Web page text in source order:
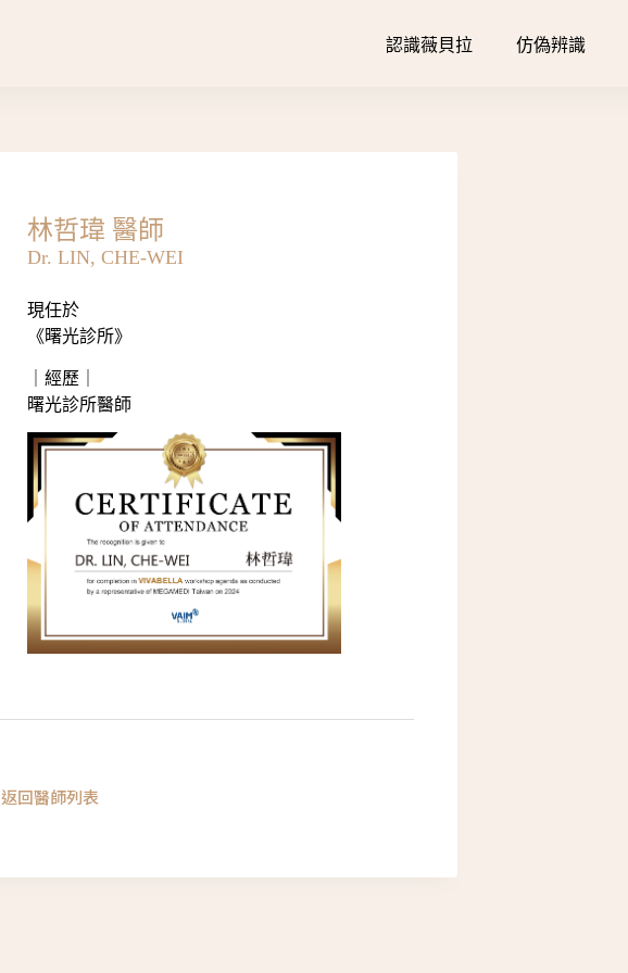
認識薇貝拉 仿偽辨識
林哲瑋 醫師
Dr. LIN, CHE-WEI
現任於
《曙光診所》
｜經歷​｜
曙光診所醫師
返回醫師列表